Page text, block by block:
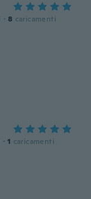
· 8 caricamenti
· 1 caricamenti